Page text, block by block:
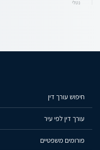
נטלי
חיפוש עורך דין
עורך דין לפי עיר
פורומים משפטיים